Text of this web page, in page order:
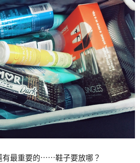
有最重要的⋯⋯鞋子要放哪？